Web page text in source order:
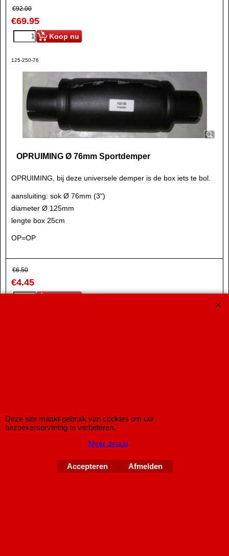
€92.00
€69.95
Koop nu
125-250-76
OPRUIMING Ø 76mm Sportdemper
OPRUIMING, bij deze universele demper is de box iets te bol.
aansluiting: sok Ø 76mm (3")
diameter Ø 125mm
lengte box 25cm
OP=OP
€6.50
€4.45
Gun Gum Uitlaatmontagepasta 200 gram
Pot met 200 gram Gun Gum uitlaatmontage pasta.
Copyright © 1998-2026 IMPROMAXX Sportuitlaten
Deze site maakt gebruik van cookies om uw
bezoekerservaring te verbeteren.
Meer details
Accepteren Afmelden